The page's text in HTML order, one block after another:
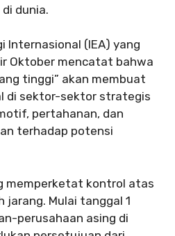
dunia.
Internasional (IEA) yang
Oktober mencatat bahwa
tinggi” akan membuat
di sektor-sektor strategis
pertahanan, dan
terhadap potensi
memperketat kontrol atas
jarang. Mulai tanggal 1
perusahaan asing di